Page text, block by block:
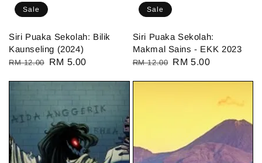
Sale
Siri Puaka Sekolah: Bilik
Kaunseling (2024)
Regular
RM 12.00
Sale
RM 5.00
Sale
Siri Puaka Sekolah:
Makmal Sains - EKK 2023
Regular
RM 12.00 Sale
RM 5.00